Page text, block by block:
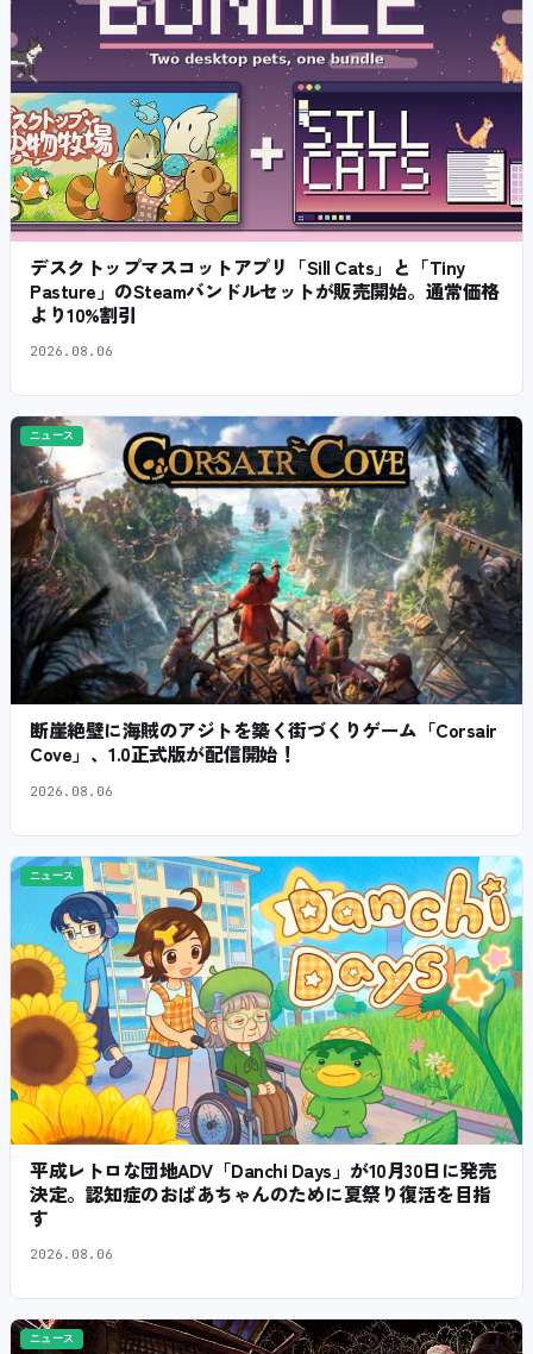
デスクトップマスコットアプリ「Sill Cats」と「Tiny
Pasture」のSteamバンドルセットが販売開始。通常価格
より10%割引
2026.08.06
ニュース
断崖絶壁に海賊のアジトを築く街づくりゲーム「Corsair
Cove」、1.0正式版が配信開始！
2026.08.06
ニュース
平成レトロな団地ADV「Danchi Days」が10月30日に発売
決定。認知症のおばあちゃんのために夏祭り復活を目指
す
2026.08.06
ニュース